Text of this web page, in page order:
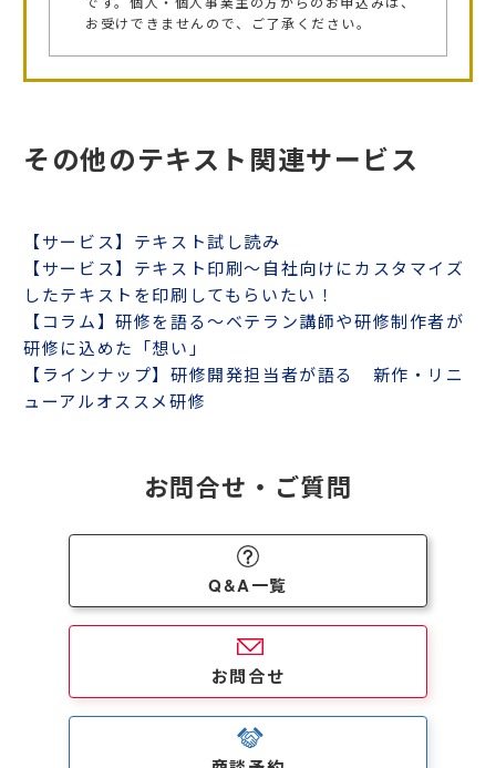
お受けできませんので、ご了承ください。
その他のテキスト関連サービス
【サービス】テキスト試し読み
【サービス】テキスト印刷～自社向けにカスタマイズ
したテキストを印刷してもらいたい！
【コラム】研修を語る～ベテラン講師や研修制作者が
研修に込めた「想い」
【ラインナップ】研修開発担当者が語る 新作・リニ
ューアルオススメ研修
お問合せ・ご質問
Q&A一覧
お問合せ